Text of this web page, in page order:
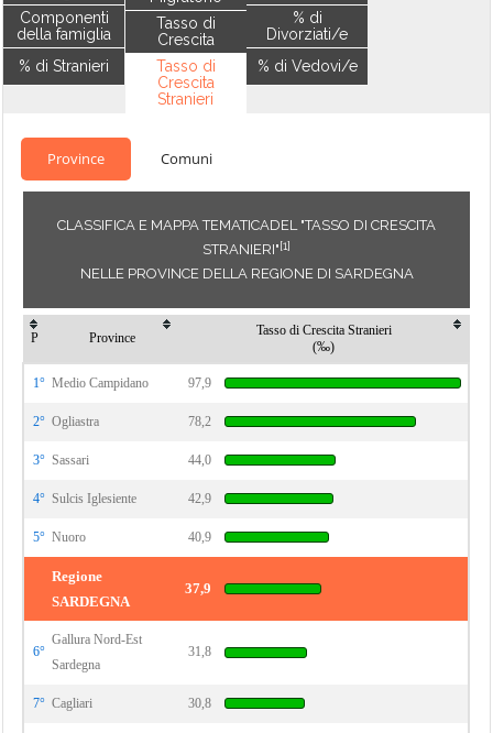
Componenti
della famiglia
% di Stranieri
Tasso di
Crescita
Tasso di
Crescita
Stranieri
% di
Divorziati/e
% di Vedovi/e
Province Comuni
CLASSIFICA E MAPPA TEMATICADEL "TASSO DI CRESCITA
STRANIERI"[1]
NELLE PROVINCE DELLA REGIONE DI SARDEGNA
P Province
Tasso di Crescita Stranieri
(‰)
1° Medio Campidano 97,9
2° Ogliastra 78,2
3° Sassari 44,0
4° Sulcis Iglesiente 42,9
5° Nuoro 40,9
Regione
SARDEGNA
37,9
6°
Gallura Nord-Est
Sardegna
31,8
7° Cagliari 30,8